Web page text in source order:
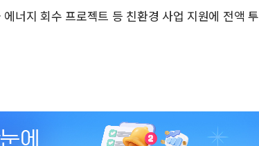
너지 회수 프로젝트 등 친환경 사업 지원에 전액 투